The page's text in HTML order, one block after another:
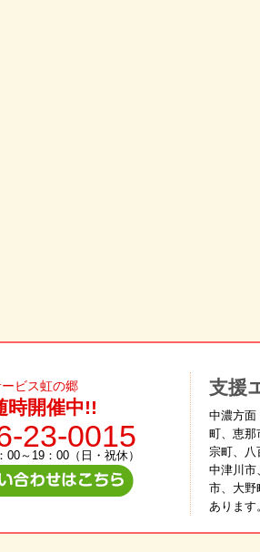
ビス虹の郷
時開催中!!
23-0015
00～19：00（日・祝休）
支援
中濃方面
町、恵那
宗町、八
中津川市
市、大
あります